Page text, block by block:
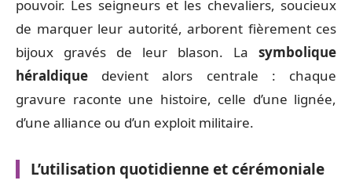
pouvoir. Les seigneurs et les chevaliers, soucieux
de marquer leur autorité, arborent fièrement ces
bijoux gravés de leur blason. La symbolique
héraldique devient alors centrale : chaque
gravure raconte une histoire, celle d’une lignée,
d’une alliance ou d’un exploit militaire.
L’utilisation quotidienne et cérémoniale